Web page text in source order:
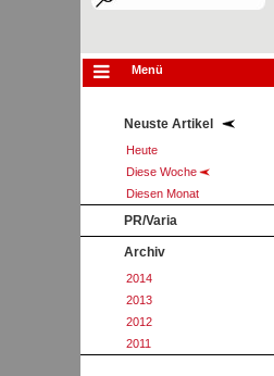
Menü
Neuste Artikel
Heute
Diese Woche
Diesen Monat
PR/Varia
Archiv
2014
2013
2012
2011